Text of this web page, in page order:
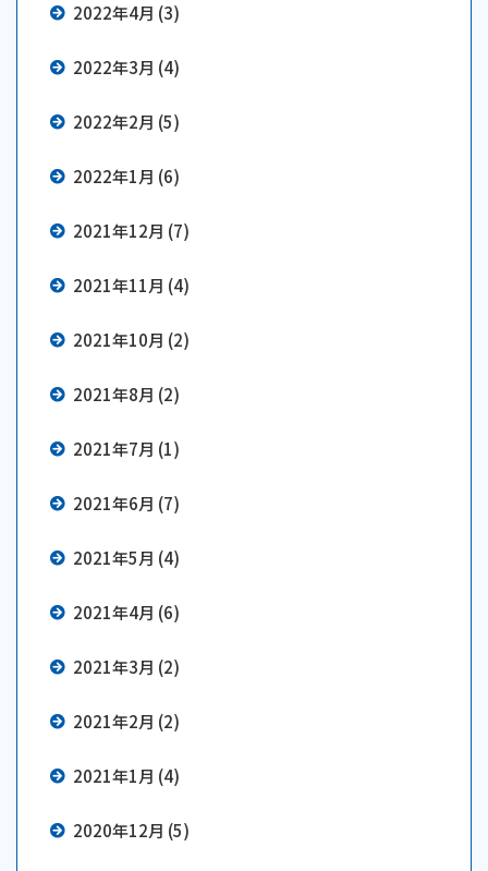
2022年4月 (3)
2022年3月 (4)
2022年2月 (5)
2022年1月 (6)
2021年12月 (7)
2021年11月 (4)
2021年10月 (2)
2021年8月 (2)
2021年7月 (1)
2021年6月 (7)
2021年5月 (4)
2021年4月 (6)
2021年3月 (2)
2021年2月 (2)
2021年1月 (4)
2020年12月 (5)